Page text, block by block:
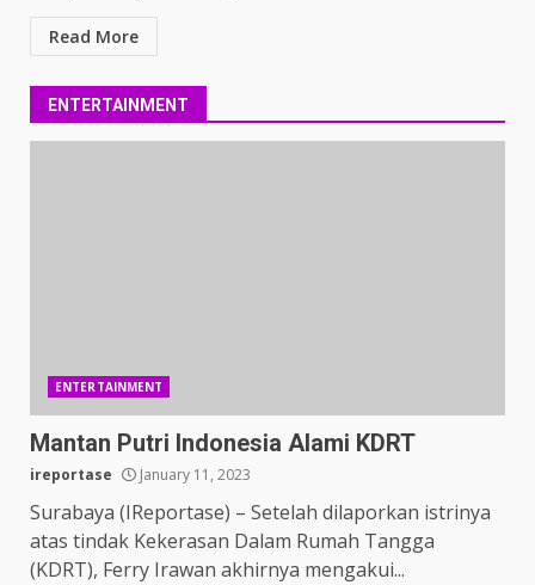
Read More
ENTERTAINMENT
ENTERTAINMENT
Mantan Putri Indonesia Alami KDRT
ireportase January 11, 2023
Surabaya (IReportase) – Setelah dilaporkan istrinya
atas tindak Kekerasan Dalam Rumah Tangga
(KDRT), Ferry Irawan akhirnya mengakui...